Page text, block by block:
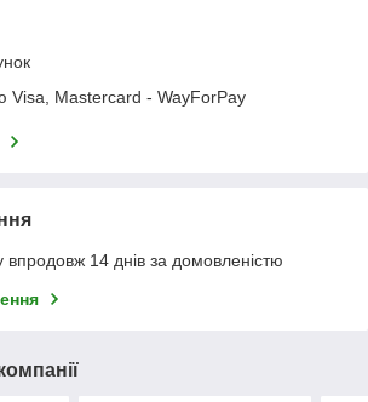
Visa, Mastercard - WayForPay
14 днів за домовленістю